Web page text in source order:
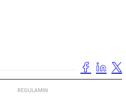
REGULAMIN